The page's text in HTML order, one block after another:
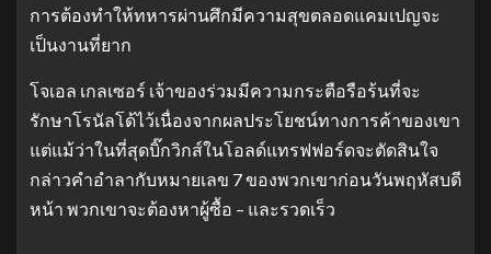
การต้องทําให้ทหารผ่านศึกมีความสุขตลอดแคมเปญจะ
เป็นงานที่ยาก
โจเอล เกลเซอร์ เจ้าของร่วมมีความกระตือรือร้นที่จะ
รักษาโรนัลโด้ไว้เนื่องจากผลประโยชน์ทางการค้าของเขา
แต่แม้ว่าในที่สุดบิ๊กวิกส์ในโอลด์แทรฟฟอร์ดจะตัดสินใจ
กล่าวคําอําลากับหมายเลข 7 ของพวกเขาก่อนวันพฤหัสบดี
หน้า พวกเขาจะต้องหาผู้ซื้อ – และรวดเร็ว